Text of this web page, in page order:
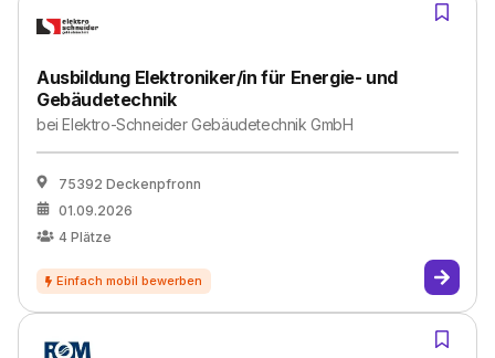
Ausbildung Elektroniker/in für Energie- und
Gebäudetechnik
beiElektro-Schneider Gebäudetechnik GmbH
75392 Deckenpfronn
01.09.2026
4 Plätze